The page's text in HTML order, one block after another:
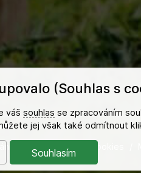
s.r.o. Nastavení cookies
(Souhlas s
váš souhlas se zpracováním
jej však také odmítnout
Souhlasím